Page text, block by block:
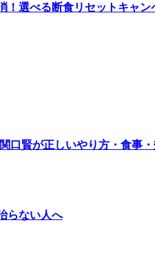
！選べる断食リセットキャン
口賢が正しいやり方・食事
らない人へ